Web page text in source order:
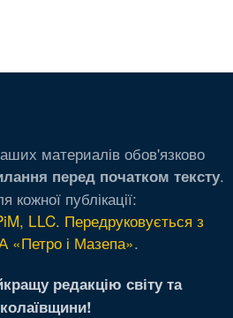
материалів обов'язково
перед початком тексту.
кожної публікації:
LLC. Передруковується з
«Петро і Мазепа».
редакцію світу та